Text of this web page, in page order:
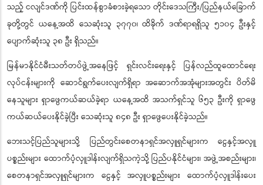
သည့် ငလျင်ဒဏ်ကို ပြင်းထန်စွာခံစားခဲ့ရသော တိုင်းဒေသကြီး/ပြည်နယ်ခြောက်
ခုတို့တွင် ယနေ့အထိ သေဆုံးသူ ၃၇၇၀၊ ထိခိုက် ဒဏ်ရာရရှိသူ ၅၁၀၄ ဦးနှင့်
ပျောက်ဆုံးသူ ၃၈ ဦး ရှိသည်။
မြန်မာနိုင်ငံမီးသတ်တပ်ဖွဲ့အနေဖြင့် ရှင်းလင်းရေးနှင့် ပြန်လည်ထူထောင်ရေး
လုပ်ငန်းများကို ဆောင်ရွက်ပေးလျက်ရှိရာ အဆောက်အအုံများအတွင်း ပိတ်မိ
နေသူများ ရှာဖွေကယ်ဆယ်ခဲ့ရာ ယနေ့အထိ အသက်ရှင်သူ ၆၅၃ ဦးကို ရှာဖွေ
ကယ်ဆယ်ပေးနိုင်ခဲ့ပြီး သေဆုံးသူ ၈၄၈ ဦး ရှာဖွေပေးနိုင်ခဲ့သည်။
ဘေးသင့်ပြည်သူများသို့ ပြည်တွင်းစေတနာရှင်အလှူရှင်များက ငွေနှင့်အလှူ
ပစ္စည်းများ ထောက်ပံ့လှူဒါန်းလျက်ရှိသကဲ့သို့ ပြည်ပနိုင်ငံများ၊ အဖွဲ့အစည်းများ၊
စေတနာရှင်အလှူရှင်များက ငွေနှင့် အလှူပစ္စည်းများ ထောက်ပံ့လှူဒါန်းပေး